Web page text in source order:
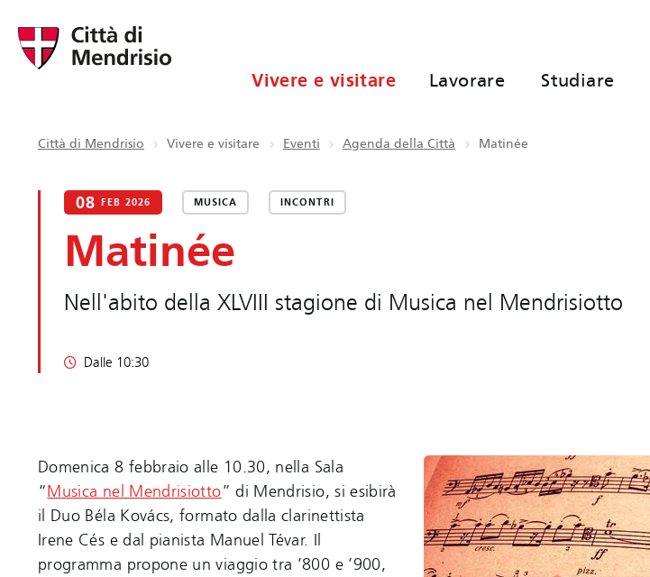
Vivere e visitare Lavorare Studiare
Città di Mendrisio Vivere e visitare Eventi Agenda della Città Matinée
08 FEB 2026 MUSICA INCONTRI
Matinée
Nell'abito della XLVIII stagione di Musica nel Mendrisiotto
Dalle 10:30
Domenica 8 febbraio alle 10.30, nella Sala
“Musica nel Mendrisiotto” di Mendrisio, si esibirà
il Duo Béla Kovács, formato dalla clarinettista
Irene Cés e dal pianista Manuel Tévar. Il
programma propone un viaggio tra ’800 e ’900,